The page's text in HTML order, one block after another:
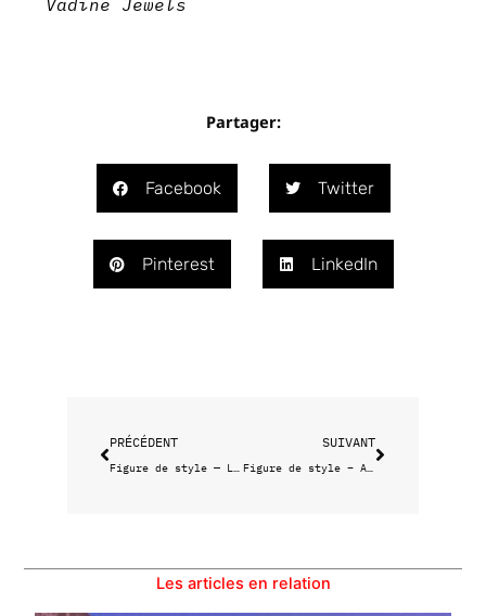
Vadine Jewels
Partager:
Facebook Twitter
Pinterest LinkedIn
PRÉCÉDENT
Figure de style — Louisa Ceccaldi
SUIVANT
Figure de style – Audrey Taillée
Les articles en relation